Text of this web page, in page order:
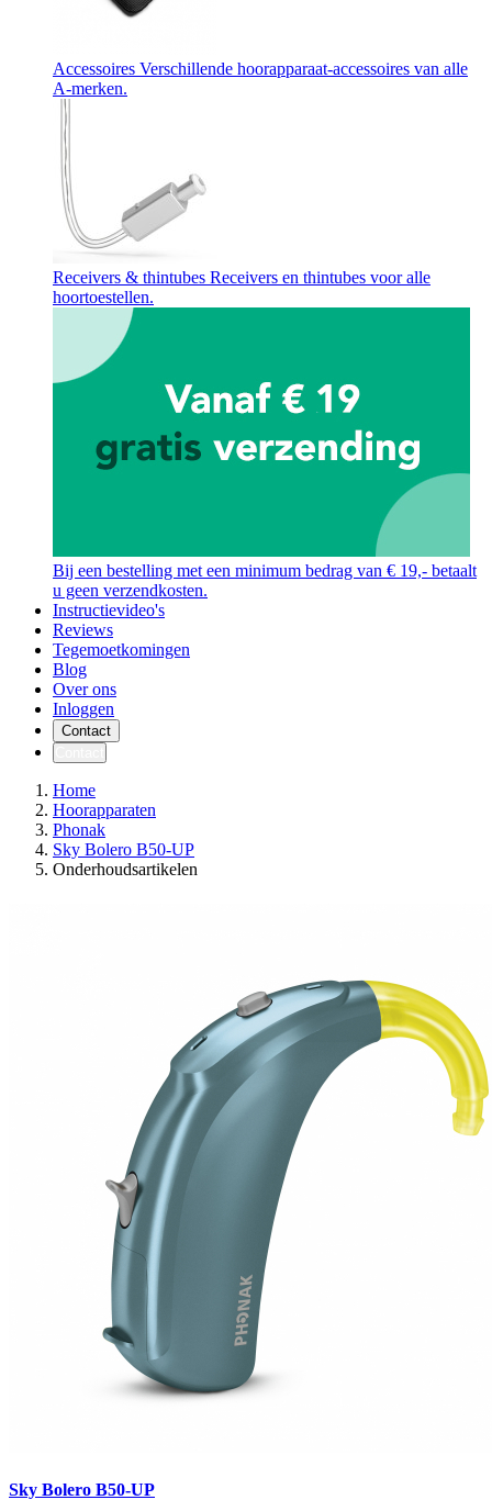
Accessoires Verschillende hoorapparaat-accessoires van alle
A-merken.
Receivers & thintubes Receivers en thintubes voor alle
hoortoestellen.
Bij een bestelling met een minimum bedrag van € 19,- betaalt
u geen verzendkosten.
Instructievideo's
Reviews
Tegemoetkomingen
Blog
Over ons
Inloggen
Contact
Home
Hoorapparaten
Phonak
Sky Bolero B50-UP
Onderhoudsartikelen
Sky Bolero B50-UP